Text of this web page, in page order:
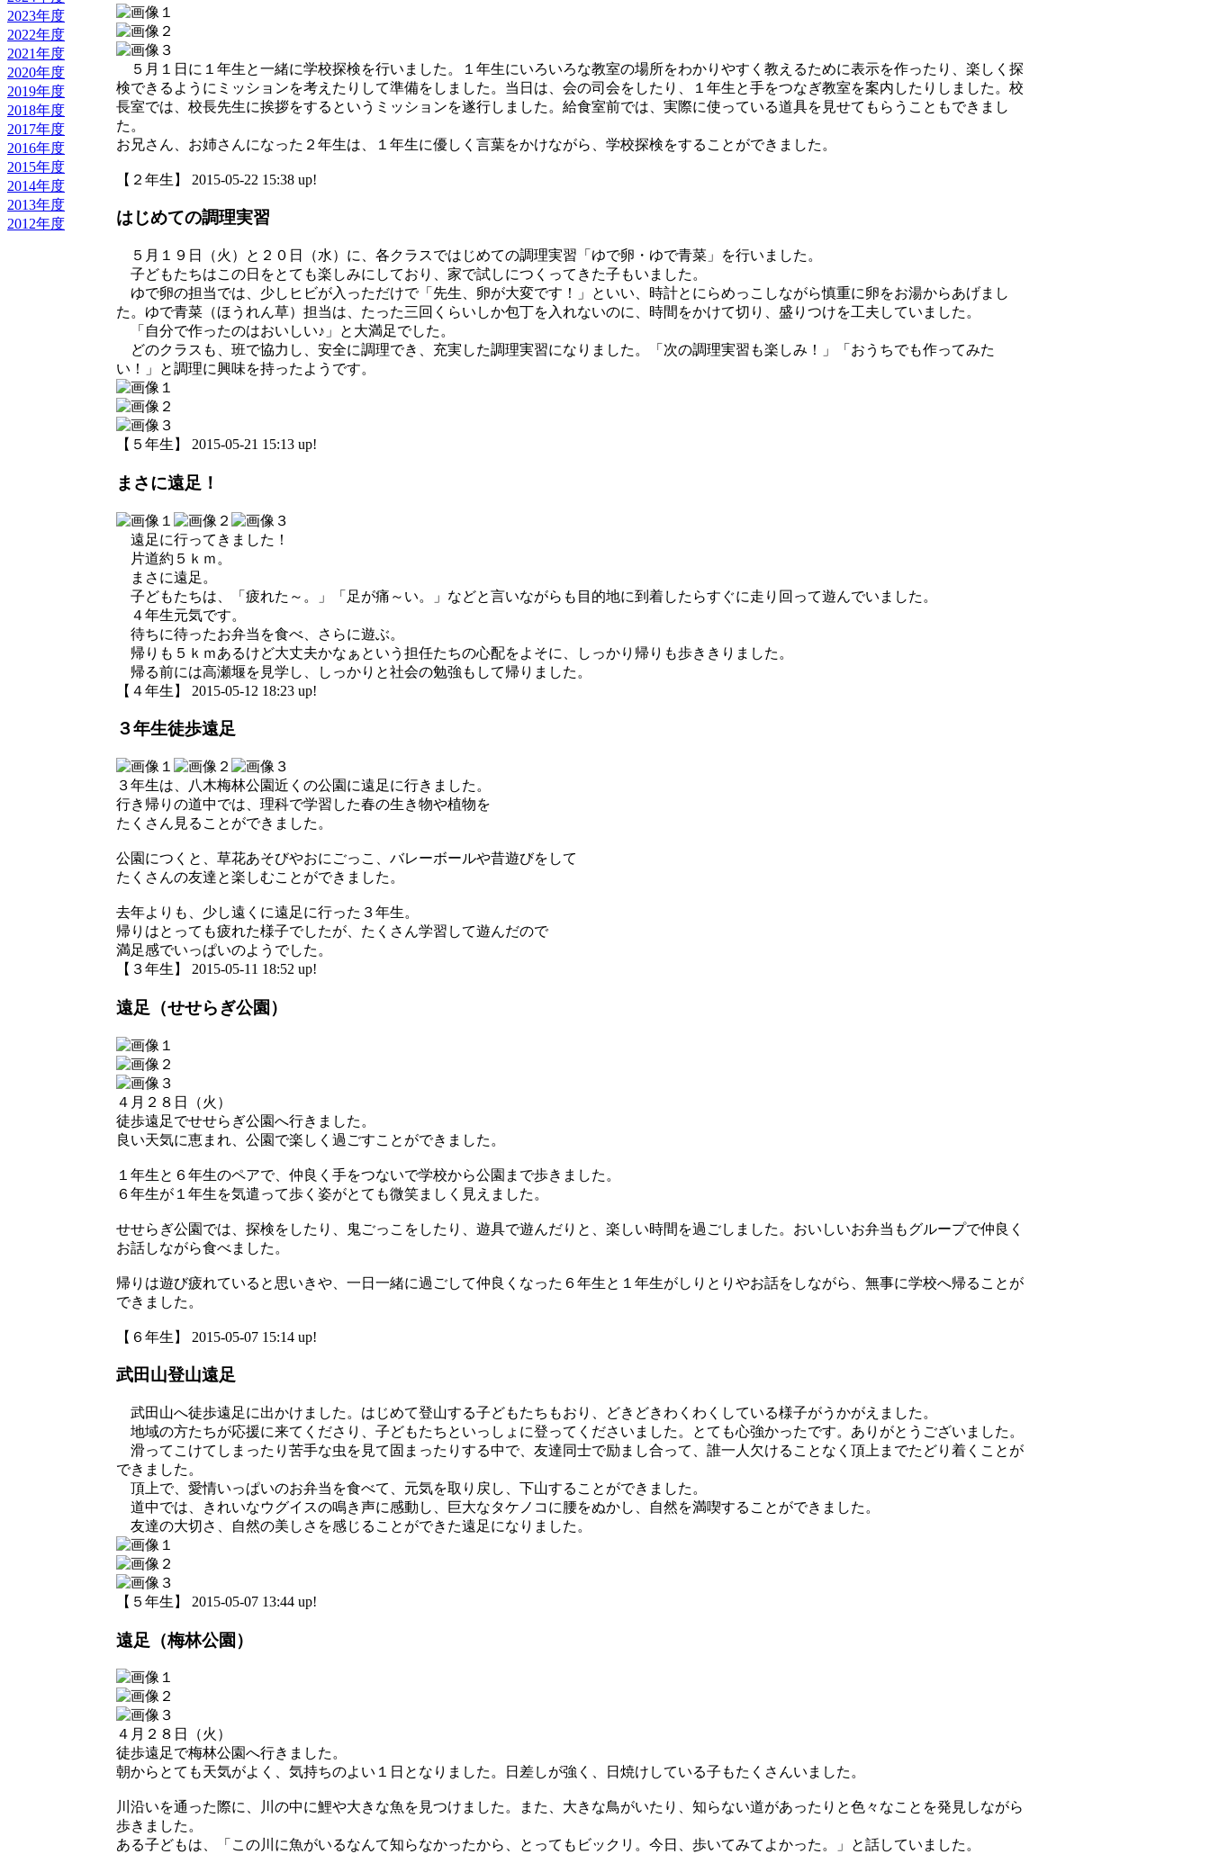
2023年度
2022年度
2021年度
2020年度
2019年度
2018年度
2017年度
2016年度
2015年度
2014年度
2013年度
2012年度
５月１日に１年生と一緒に学校探検を行いました。１年生にいろいろな教室の場所をわかりやすく教えるために表示を作ったり、楽しく探
検できるようにミッションを考えたりして準備をしました。当日は、会の司会をしたり、１年生と手をつなぎ教室を案内したりしました。校
長室では、校長先生に挨拶をするというミッションを遂行しました。給食室前では、実際に使っている道具を見せてもらうこともできまし
た。
お兄さん、お姉さんになった２年生は、１年生に優しく言葉をかけながら、学校探検をすることができました。
【２年生】 2015-05-22 15:38 up!
はじめての調理実習
５月１９日（火）と２０日（水）に、各クラスではじめての調理実習「ゆで卵・ゆで青菜」を行いました。
子どもたちはこの日をとても楽しみにしており、家で試しにつくってきた子もいました。
ゆで卵の担当では、少しヒビが入っただけで「先生、卵が大変です！」といい、時計とにらめっこしながら慎重に卵をお湯からあげまし
た。ゆで青菜（ほうれん草）担当は、たった三回くらいしか包丁を入れないのに、時間をかけて切り、盛りつけを工夫していました。
「自分で作ったのはおいしい♪」と大満足でした。
どのクラスも、班で協力し、安全に調理でき、充実した調理実習になりました。「次の調理実習も楽しみ！」「おうちでも作ってみた
い！」と調理に興味を持ったようです。
【５年生】 2015-05-21 15:13 up!
まさに遠足！
遠足に行ってきました！
片道約５ｋｍ。
まさに遠足。
子どもたちは、「疲れた～。」「足が痛～い。」などと言いながらも目的地に到着したらすぐに走り回って遊んでいました。
４年生元気です。
待ちに待ったお弁当を食べ、さらに遊ぶ。
帰りも５ｋｍあるけど大丈夫かなぁという担任たちの心配をよそに、しっかり帰りも歩ききりました。
帰る前には高瀬堰を見学し、しっかりと社会の勉強もして帰りました。
【４年生】 2015-05-12 18:23 up!
３年生徒歩遠足
３年生は、八木梅林公園近くの公園に遠足に行きました。
行き帰りの道中では、理科で学習した春の生き物や植物を
たくさん見ることができました。
公園につくと、草花あそびやおにごっこ、バレーボールや昔遊びをして
たくさんの友達と楽しむことができました。
去年よりも、少し遠くに遠足に行った３年生。
帰りはとっても疲れた様子でしたが、たくさん学習して遊んだので
満足感でいっぱいのようでした。
【３年生】 2015-05-11 18:52 up!
遠足（せせらぎ公園）
４月２８日（火）
徒歩遠足でせせらぎ公園へ行きました。
良い天気に恵まれ、公園で楽しく過ごすことができました。
１年生と６年生のペアで、仲良く手をつないで学校から公園まで歩きました。
６年生が１年生を気遣って歩く姿がとても微笑ましく見えました。
せせらぎ公園では、探検をしたり、鬼ごっこをしたり、遊具で遊んだりと、楽しい時間を過ごしました。おいしいお弁当もグループで仲良く
お話しながら食べました。
帰りは遊び疲れていると思いきや、一日一緒に過ごして仲良くなった６年生と１年生がしりとりやお話をしながら、無事に学校へ帰ることが
できました。
【６年生】 2015-05-07 15:14 up!
武田山登山遠足
武田山へ徒歩遠足に出かけました。はじめて登山する子どもたちもおり、どきどきわくわくしている様子がうかがえました。
地域の方たちが応援に来てくださり、子どもたちといっしょに登ってくださいました。とても心強かったです。ありがとうございました。
滑ってこけてしまったり苦手な虫を見て固まったりする中で、友達同士で励まし合って、誰一人欠けることなく頂上までたどり着くことが
できました。
頂上で、愛情いっぱいのお弁当を食べて、元気を取り戻し、下山することができました。
道中では、きれいなウグイスの鳴き声に感動し、巨大なタケノコに腰をぬかし、自然を満喫することができました。
友達の大切さ、自然の美しさを感じることができた遠足になりました。
【５年生】 2015-05-07 13:44 up!
遠足（梅林公園）
４月２８日（火）
徒歩遠足で梅林公園へ行きました。
朝からとても天気がよく、気持ちのよい１日となりました。日差しが強く、日焼けしている子もたくさんいました。
川沿いを通った際に、川の中に鯉や大きな魚を見つけました。また、大きな鳥がいたり、知らない道があったりと色々なことを発見しながら
歩きました。
ある子どもは、「この川に魚がいるなんて知らなかったから、とってもビックリ。今日、歩いてみてよかった。」と話していました。